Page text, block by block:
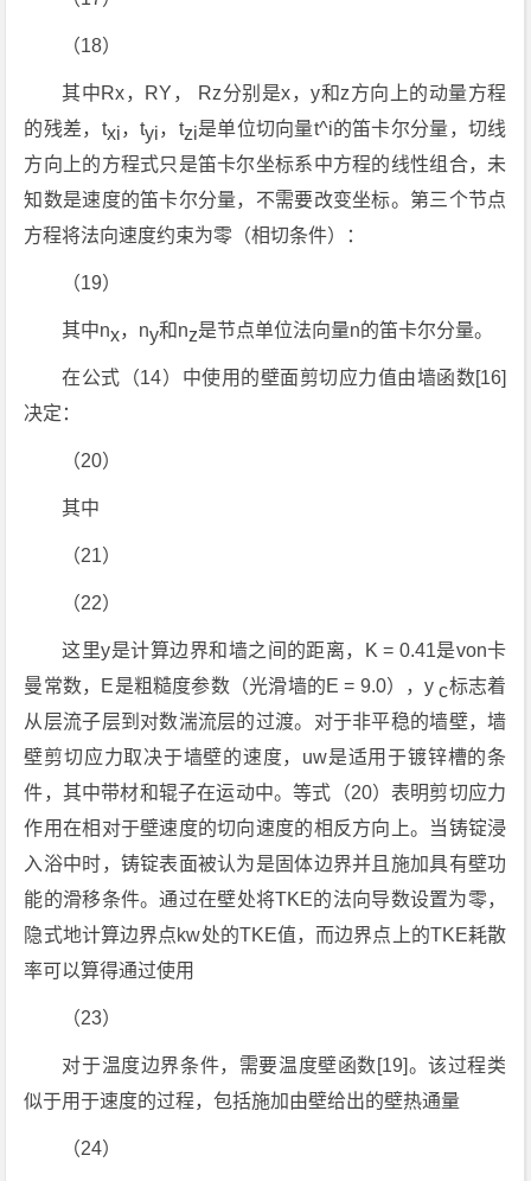
（18）
其中Rx，RY， Rz分别是x，y和z方向上的动量方程
的残差，txi，tyi，tzi是单位切向量t^i的笛卡尔分量，切线
方向上的方程式只是笛卡尔坐标系中方程的线性组合，未
知数是速度的笛卡尔分量，不需要改变坐标。第三个节点
方程将法向速度约束为零（相切条件）：
（19）
其中nx，ny和nz是节点单位法向量n的笛卡尔分量。
在公式（14）中使用的壁面剪切应力值由墙函数[16]
决定：
（20）
其中
（21）
（22）
这里y是计算边界和墙之间的距离，K = 0.41是von卡
曼常数，E是粗糙度参数（光滑墙的E = 9.0），y c标志着
从层流子层到对数湍流层的过渡。对于非平稳的墙壁，墙
壁剪切应力取决于墙壁的速度，uw是适用于镀锌槽的条
件，其中带材和辊子在运动中。等式（20）表明剪切应力
作用在相对于壁速度的切向速度的相反方向上。当铸锭浸
入浴中时，铸锭表面被认为是固体边界并且施加具有壁功
能的滑移条件。通过在壁处将TKE的法向导数设置为零，
隐式地计算边界点kw处的TKE值，而边界点上的TKE耗散
率可以算得通过使用
（23）
对于温度边界条件，需要温度壁函数[19]。该过程类
似于用于速度的过程，包括施加由壁给出的壁热通量
（24）